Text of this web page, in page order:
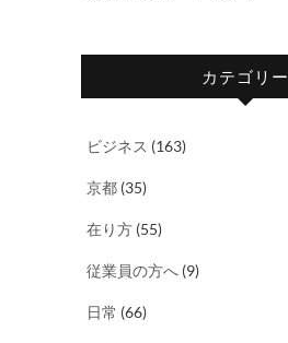
カテゴリー
ビジネス (163)
京都 (35)
在り方 (55)
従業員の方へ (9)
日常 (66)